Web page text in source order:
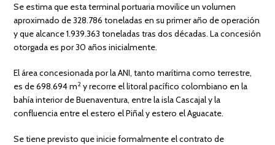
Se estima que esta terminal portuaria movilice un volumen
aproximado de 328.786 toneladas en su primer año de operación
y que alcance 1.939.363 toneladas tras dos décadas. La concesión
otorgada es por 30 años inicialmente.
El área concesionada por la ANI, tanto marítima como terrestre,
es de 698.694 m2 y recorre el litoral pacífico colombiano en la
bahía interior de Buenaventura, entre la isla Cascajal y la
confluencia entre el estero el Piñal y estero el Aguacate.
Se tiene previsto que inicie formalmente el contrato de